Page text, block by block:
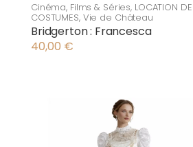
Cinéma, Films & Séries, LOCATION DE
COSTUMES, Vie de Château
Bridgerton : Francesca
40,00 €